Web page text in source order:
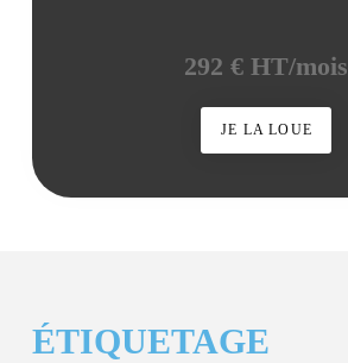
292 € HT/mois
JE LA LOUE
ÉTIQUETAGE